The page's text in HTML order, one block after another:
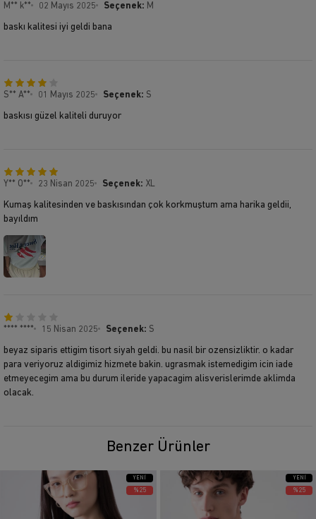
M** k** 02 Mayıs 2025 Seçenek: M
baskı kalitesi iyi geldi bana
S** A** 01 Mayıs 2025 Seçenek: S
baskısı güzel kaliteli duruyor
Y** O** 23 Nisan 2025 Seçenek: XL
Kumaş kalitesinden ve baskısından çok korkmuştum ama harika geldii,
bayıldım
**** **** 15 Nisan 2025 Seçenek: S
beyaz siparis ettigim tisort siyah geldi. bu nasil bir ozensizliktir. o kadar
para veriyoruz aldigimiz hizmete bakin. ugrasmak istemedigim icin iade
etmeyecegim ama bu durum ileride yapacagim alisverislerimde aklimda
olacak.
Benzer Ürünler
YENI
ÜRÜN
%25
YENI
ÜRÜN
%25